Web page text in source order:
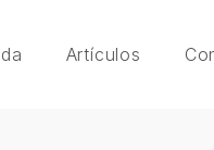
Artículos